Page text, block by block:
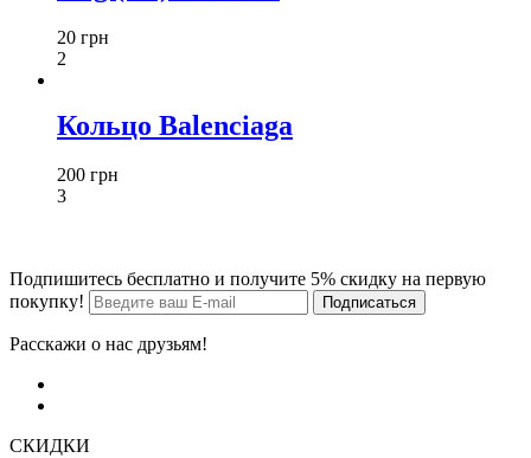
20 грн
2
Кольцо Balenciaga
200 грн
3
Подпишитесь бесплатно и получите 5% скидку на первую
покупку!
Расскажи о нас друзьям!
СКИДКИ